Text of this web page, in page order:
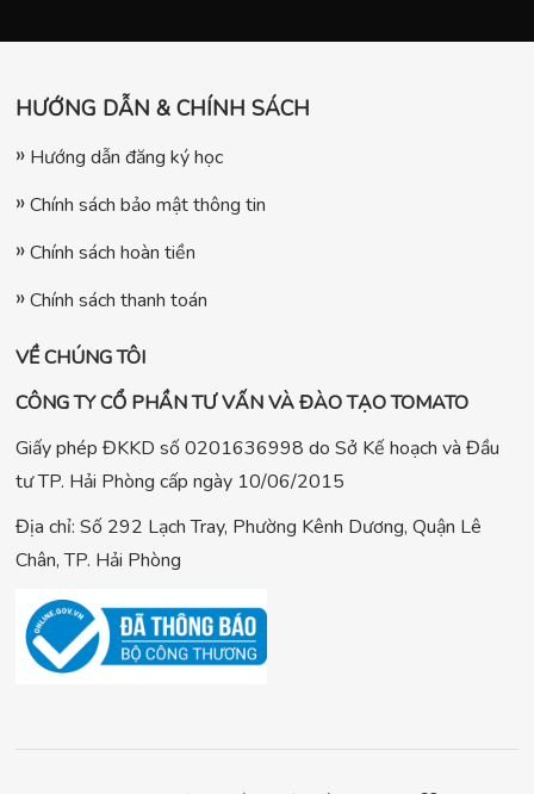
HƯỚNG DẪN & CHÍNH SÁCH
Hướng dẫn đăng ký học
Chính sách bảo mật thông tin
Chính sách hoàn tiền
Chính sách thanh toán
VỀ CHÚNG TÔI
CÔNG TY CỔ PHẦN TƯ VẤN VÀ ĐÀO TẠO TOMATO
Giấy phép ĐKKD số 0201636998 do Sở Kế hoạch và Đầu
tư TP. Hải Phòng cấp ngày 10/06/2015
Địa chỉ: Số 292 Lạch Tray, Phường Kênh Dương, Quận Lê
Chân, TP. Hải Phòng